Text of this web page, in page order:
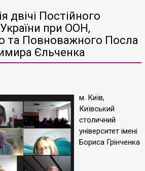
двічі Постійного
при ООН,
та Повноважного Посла
Єльченка
м. Київ,
Київський
столичний
університет імені
Бориса Грінченка